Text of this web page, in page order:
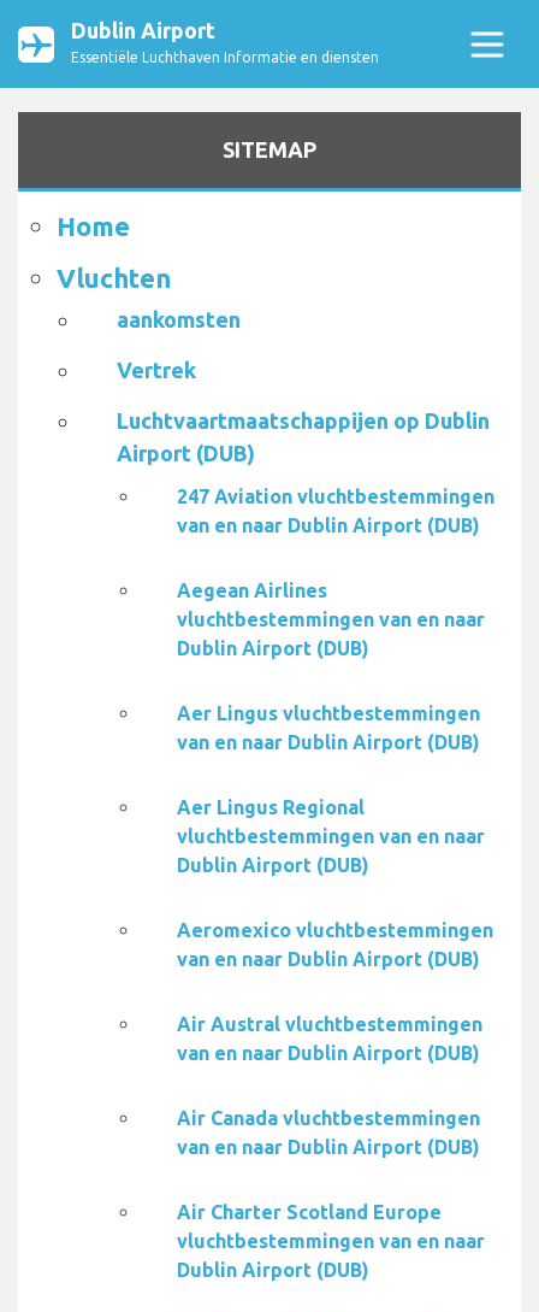
Dublin Airport
Essentiële Luchthaven Informatie en diensten
SITEMAP
Home
Vluchten
aankomsten
Vertrek
Luchtvaartmaatschappijen op Dublin
Airport (DUB)
247 Aviation vluchtbestemmingen
van en naar Dublin Airport (DUB)
Aegean Airlines
vluchtbestemmingen van en naar
Dublin Airport (DUB)
Aer Lingus vluchtbestemmingen
van en naar Dublin Airport (DUB)
Aer Lingus Regional
vluchtbestemmingen van en naar
Dublin Airport (DUB)
Aeromexico vluchtbestemmingen
van en naar Dublin Airport (DUB)
Air Austral vluchtbestemmingen
van en naar Dublin Airport (DUB)
Air Canada vluchtbestemmingen
van en naar Dublin Airport (DUB)
Air Charter Scotland Europe
vluchtbestemmingen van en naar
Dublin Airport (DUB)